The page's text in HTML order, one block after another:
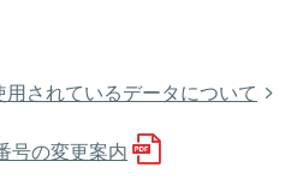
されているデータについて
号の変更案内